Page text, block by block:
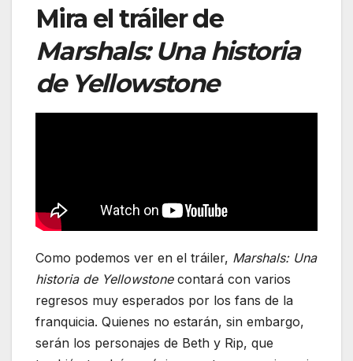
Mira el tráiler de
Marshals: Una historia
de Yellowstone
Como podemos ver en el tráiler, Marshals: Una
historia de Yellowstonecontará con varios
regresos muy esperados por los fans de la
franquicia. Quienes no estarán, sin embargo,
serán los personajes de Beth y Rip, que